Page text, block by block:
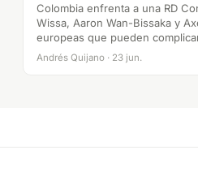
Colombia enfrenta a una RD
Wissa, Aaron Wan-Bissaka y
europeas que pueden
Andrés Quijano · 23 jun.